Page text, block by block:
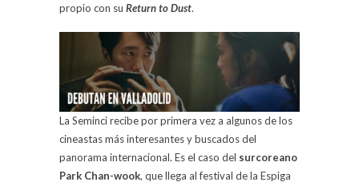
propio con su Return to Dust.
La Seminci recibe por primera vez a algunos de los
cineastas más interesantes y buscados del
panorama internacional. Es el caso del surcoreano
Park Chan-wook, que llega al festival de la Espiga